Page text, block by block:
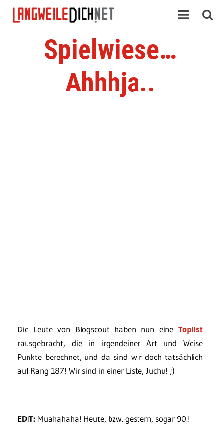
Spielwiese…
Ahhhja..
Die Leute von Blogscout haben nun eine Toplist
rausgebracht, die in irgendeiner Art und Weise
Punkte berechnet, und da sind wir doch tatsächlich
auf Rang 187! Wir sind in einer Liste, Juchu! ;)
EDIT: Muahahaha! Heute, bzw. gestern, sogar 90.!